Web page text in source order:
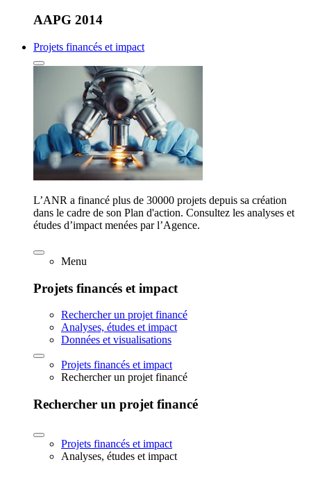
AAPG 2014
Projets financés et impact
L’ANR a financé plus de 30000 projets depuis sa création
dans le cadre de son Plan d'action. Consultez les analyses et
études d’impact menées par l’Agence.
Menu
Projets financés et impact
Rechercher un projet financé
Analyses, études et impact
Données et visualisations
Projets financés et impact
Rechercher un projet financé
Rechercher un projet financé
Projets financés et impact
Analyses, études et impact